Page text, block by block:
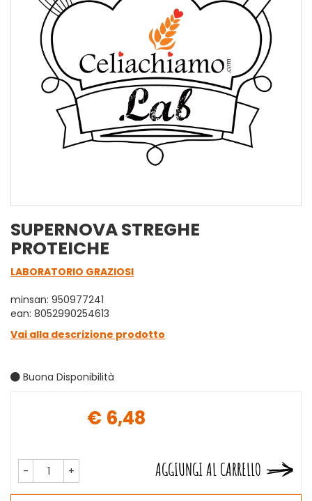
SUPERNOVA STREGHE
PROTEICHE
LABORATORIO GRAZIOSI
minsan: 950977241
ean: 8052990254613
Vai alla descrizione prodotto
Buona Disponibilità
€ 6,48
- + AGGIUNGI AL CARRELLO